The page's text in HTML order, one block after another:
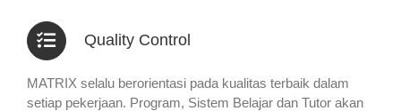
Quality Control
MATRIX selalu berorientasi pada kualitas terbaik dalam
setiap pekerjaan. Program, Sistem Belajar dan Tutor akan